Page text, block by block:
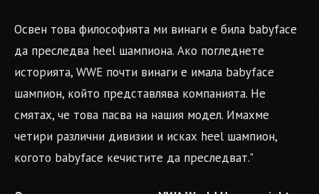
Освен това философията ми винаги е била babyface
да преследва heel шампиона. Ако погледнете
историята, WWE почти винаги е имала babyface
шампион, който представлява компанията. Не
смятах, че това пасва на нашия модел. Имахме
четири различни дивизии и исках heel шампион,
когото babyface кечистите да преследват."